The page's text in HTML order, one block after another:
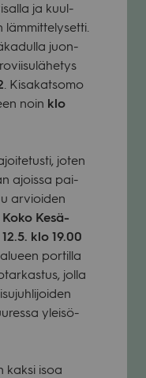
ja kuul­
läm­mit­te­ly­setti.
juon­
. Kisa­kat­somo
noin klo
joten
ajoissa pai­
arvioi­den
Koko Kesä­
klo 19.00
por­tilla
jolla
ylei­sö­
kaksi isoa